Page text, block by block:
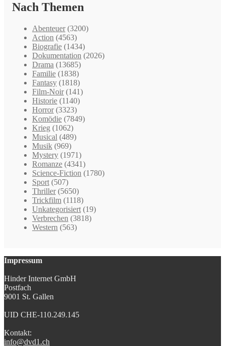
Nach Themen
Abenteuer (3200)
Action (4563)
Biografie (1434)
Dokumentation (2026)
Drama (13685)
Familie (1838)
Fantasy (1818)
Film-Noir (141)
Historie (1140)
Horror (3323)
Komödie (7849)
Krieg (1062)
Musical (489)
Musik (969)
Mystery (1971)
Romanze (4341)
Science-Fiction (1780)
Sport (507)
Thriller (5650)
Trickfilm (1118)
Unkategorisiert (19)
Verbrechen (3818)
Western (563)
Impressum
Hinder Internet GmbH
Postfach
9001 St. Gallen
UID CHE-110.249.145
Kontakt:
info@dvd1.ch